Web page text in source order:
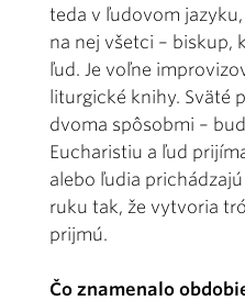
teda v ľudovom jazyku,
na nej všetci – biskup,
ľud. Je voľne
liturgické knihy. Sväté
dvoma spôsobmi –
Eucharistiu a ľud
alebo ľudia
ruku tak, že vytvoria
prijmú.
Čo znamenalo